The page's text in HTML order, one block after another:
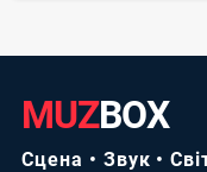
MUZBOX
Сцена • Звук •